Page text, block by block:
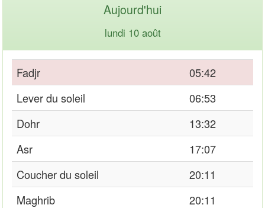
Aujourd'hui
lundi 10 août
Fadjr
05:42
Lever du soleil
06:53
Dohr
13:32
Asr
17:07
Coucher du soleil
20:11
Maghrib
20:11